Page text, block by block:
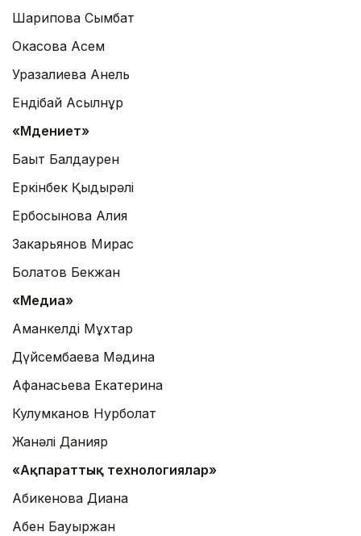
Шарипова Сымбат
Окасова Асем
Уразалиева Анель
Ендібай Асылнұр
«Мәдениет»
Бақыт Балдаурен
Еркінбек Қыдырәлі
Ербосынова Алия
Закарьянов Мирас
Болатов Бекжан
«Медиа»
Аманкелді Мұхтар
Дүйсембаева Мәдина
Афанасьева Екатерина
Кулумканов Нурболат
Жанәлі Данияр
«Ақпараттық технологиялар»
Абикенова Диана
Абен Бауыржан